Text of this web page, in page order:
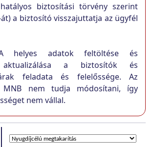
biztosítási törvény szerint
a biztosító visszajuttatja az ügyfél
A helyes adatok feltöltése és
aktualizálása a biztosítók és
feladata és felelőssége. Az
nem tudja módosítani, így
nem vállal.